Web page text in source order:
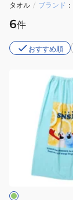
タオル / ブランド
6件
おすすめ順
ズ)PUPPET
SUNSUN80cm
216843-
26MNT